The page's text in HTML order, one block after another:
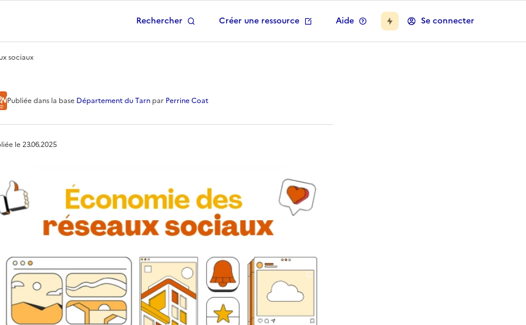
la page d'accueil
Rechercher Créer une ressource Aide Se connecter
sociaux
réseaux sociaux
Publiéedans la base Département du Tarnpar Perrine Coat
le23.06.2025